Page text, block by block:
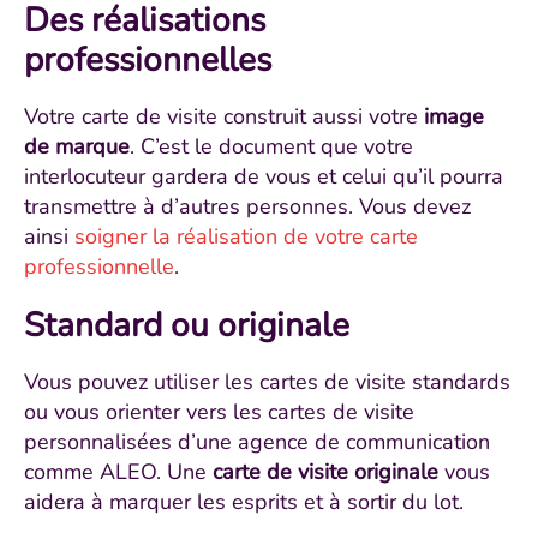
Des réalisations
professionnelles
Votre carte de visite construit aussi votre image
de marque. C’est le document que votre
interlocuteur gardera de vous et celui qu’il pourra
transmettre à d’autres personnes. Vous devez
ainsi soigner la réalisation de votre carte
professionnelle.
Standard ou originale
Vous pouvez utiliser les cartes de visite standards
ou vous orienter vers les cartes de visite
personnalisées d’une agence de communication
comme ALEO. Une carte de visite originale vous
aidera à marquer les esprits et à sortir du lot.